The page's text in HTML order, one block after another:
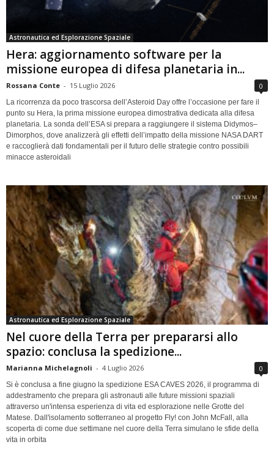
Astronautica ed Esplorazione Spaziale
Hera: aggiornamento software per la
missione europea di difesa planetaria in...
Rossana Conte - 15 Luglio 2026 0
La ricorrenza da poco trascorsa dell’Asteroid Day offre l’occasione per fare il
punto su Hera, la prima missione europea dimostrativa dedicata alla difesa
planetaria. La sonda dell’ESA si prepara a raggiungere il sistema Didymos–
Dimorphos, dove analizzerà gli effetti dell’impatto della missione NASA DART
e raccoglierà dati fondamentali per il futuro delle strategie contro possibili
minacce asteroidali
Astronautica ed Esplorazione Spaziale
Nel cuore della Terra per prepararsi allo
spazio: conclusa la spedizione...
Marianna Michelagnoli - 4 Luglio 2026 0
Si è conclusa a fine giugno la spedizione ESA CAVES 2026, il programma di
addestramento che prepara gli astronauti alle future missioni spaziali
attraverso un'intensa esperienza di vita ed esplorazione nelle Grotte del
Matese. Dall'isolamento sotterraneo al progetto Fly! con John McFall, alla
scoperta di come due settimane nel cuore della Terra simulano le sfide della
vita in orbita